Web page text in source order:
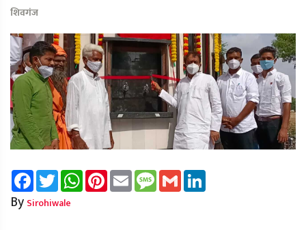
शिवगंज
FacebookTwitterWhatsAppPinterest
Email Message
Gmail
By Sirohiwale